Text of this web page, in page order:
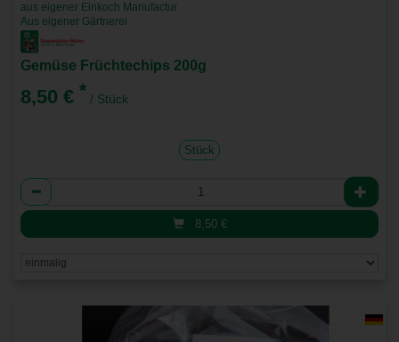
aus eigener Einkoch Manufactur
Aus eigener Gärtnerei
Gemüse Früchtechips 200g
8,50 € * / Stück
Stück
Anzahl
8,50 €